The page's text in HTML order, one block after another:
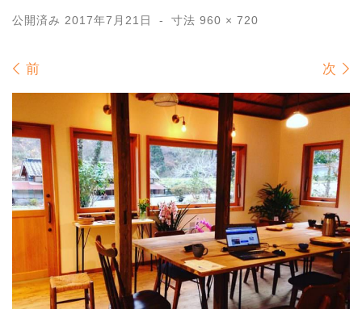
公開済み 2017年7月21日 - 寸法 960 × 720
画像ナビゲーション
前 次